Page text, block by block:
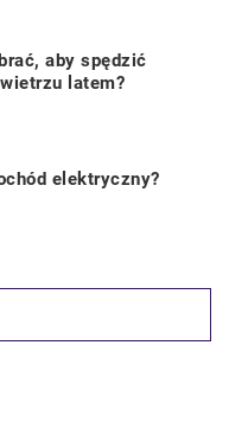
aby spędzić
latem?
elektryczny?